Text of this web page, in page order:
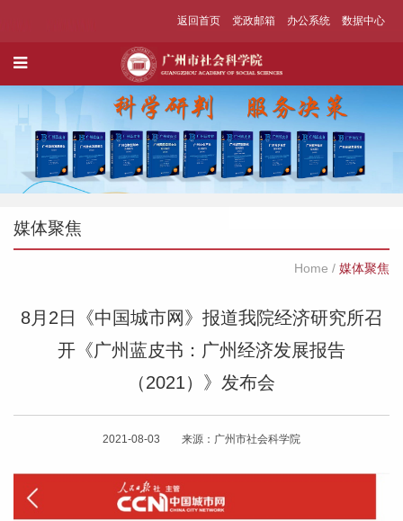
返回首页 党政邮箱 办公系统 数据中心
媒体聚焦
Home / 媒体聚焦
8月2日《中国城市网》报道我院经济研究所召
开《广州蓝皮书：广州经济发展报告
（2021）》发布会
2021-08-03 来源：广州市社会科学院